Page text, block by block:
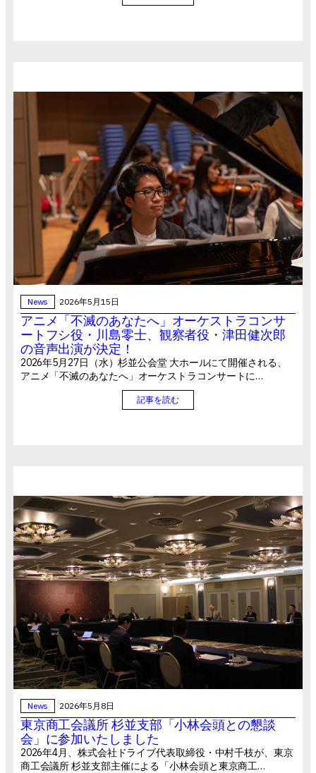
News 2026年5月15日
アニメ「不滅のあなたへ」オーケストラコンサ
ートフシ役・川島零士、観察者役・津田健次郎
の音声出演が決定！
2026年5月27日（水）杉並公会堂 大ホールにて開催される、
アニメ「不滅のあなたへ」オーケストラコンサートに…
記事を読む
News 2026年5月8日
東京商工会議所 杉並支部「小林会頭との懇談
会」に参加いたしました
2026年4月、株式会社ドライブ代表取締役・中村千枝が、東京
商工会議所 杉並支部主催による「小林会頭と東京商工…